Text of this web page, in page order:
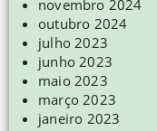
novembro 2024
outubro 2024
julho 2023
junho 2023
maio 2023
março 2023
janeiro 2023